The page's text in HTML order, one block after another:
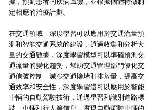
據，預測患者的疾病風險，並根據個體特徵制
定相應的治療計劃。
在交通領域，深度學習可以應用於交通流量預
測和智能交通系統的建設，通過收集和分析大
量的交通數據，深度學習模型可以準確預測交
通流量的變化趨勢，幫助交通管理部門優化交
通信號控制，減少交通擁堵和排放量，提高交
通效率和安全性，深度學習還可以應用於智能
車輛的自動駕駛技術，通過學習和識別道路標
誌、車輛和行人等信息，實現自動駕駛車輛的